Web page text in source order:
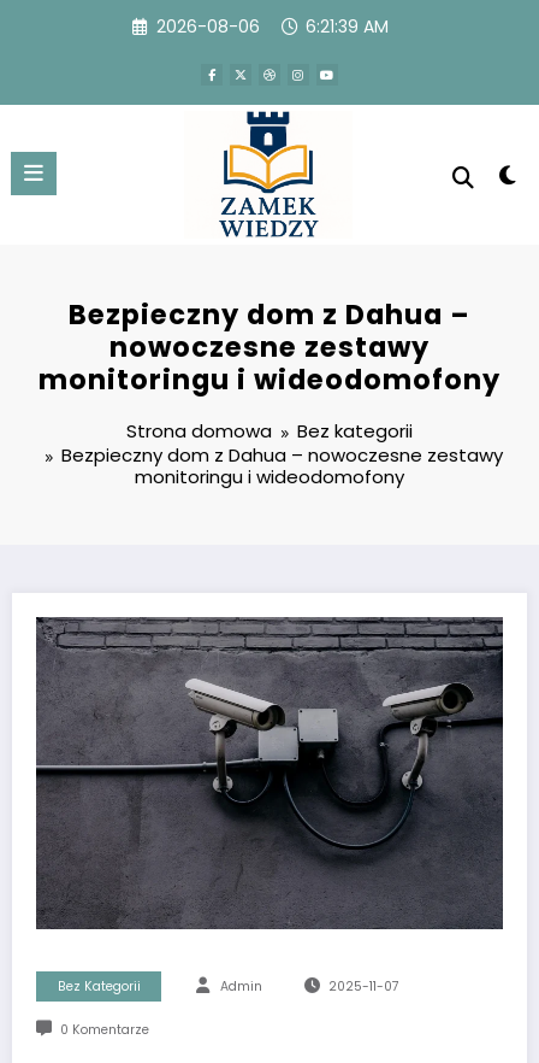
2026-08-06 6:21:40 AM
Bezpieczny dom z Dahua –
nowoczesne zestawy
monitoringu i wideodomofony
Strona domowa
Bez kategorii
Bezpieczny dom z Dahua – nowoczesne zestawy
monitoringu i wideodomofony
Bez Kategorii Admin 2025-11-07
0 Komentarze